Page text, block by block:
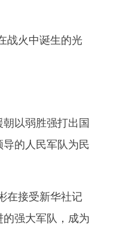
战火中诞生的光
以弱胜强打出国
的人民军队为民
在接受新华社记
强大军队，成为